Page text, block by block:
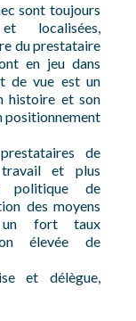
sont toujours
localisées,
du prestataire
en jeu dans
de vue est un
histoire et son
positionnement
de
travail et plus
de
des moyens
un fort taux
élevée de
et délègue,